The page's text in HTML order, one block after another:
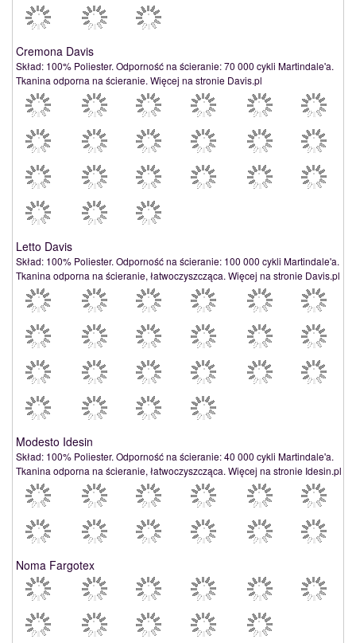
Cremona Davis
Skład: 100% Poliester. Odporność na ścieranie: 70 000 cykli Martindale'a.
Tkanina odporna na ścieranie. Więcej na stronie Davis.pl
Letto Davis
Skład: 100% Poliester. Odporność na ścieranie: 100 000 cykli Martindale'a.
Tkanina odporna na ścieranie, łatwoczyszcząca. Więcej na stronie Davis.pl
Modesto Idesin
Skład: 100% Poliester. Odporność na ścieranie: 40 000 cykli Martindale'a.
Tkanina odporna na ścieranie, łatwoczyszcząca. Więcej na stronie Idesin.pl
Noma Fargotex